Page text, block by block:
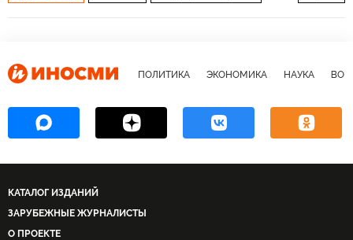
Петр Порошенко Майк Пенс НАТО Барак Обама
ПОЛИТИКА ЭКОНОМИКА НАУКА
КАТАЛОГ ИЗДАНИЙ
ЗАРУБЕЖНЫЕ ЖУРНАЛИСТЫ
О ПРОЕКТЕ